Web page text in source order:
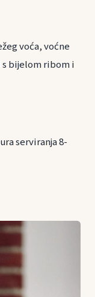
voća, voćne
bijelom ribom i
serviranja 8-